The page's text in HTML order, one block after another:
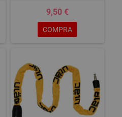
9,50 €
COMPRA